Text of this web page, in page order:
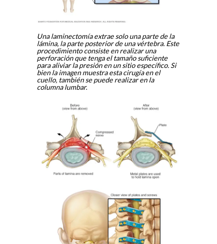
Una laminectomía extrae solo una parte de la
lámina, la parte posterior de una vértebra. Este
procedimiento consiste en realizar una
perforación que tenga el tamaño suficiente
para aliviar la presión en un sitio específico. Si
bien la imagen muestra esta cirugía en el
cuello, también se puede realizar en la
columna lumbar.